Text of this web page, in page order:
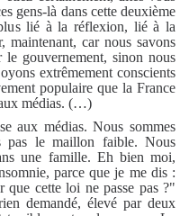
gens-là dans cette deuxième
lié à la réflexion, lié à la
maintenant, car nous savons
gouvernement, sinon nous
extrêmement conscients
populaire que la France
médias. (…)
aux médias. Nous sommes
pas le maillon faible. Nous
une famille. Eh bien moi,
parce que je me dis :
cette loi ne passe pas ?"
demandé, élevé par deux